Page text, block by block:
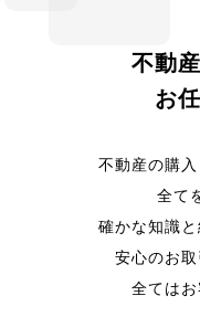
不動
お
不動産の購
全て
確かな知識
安心のお取
全てはお